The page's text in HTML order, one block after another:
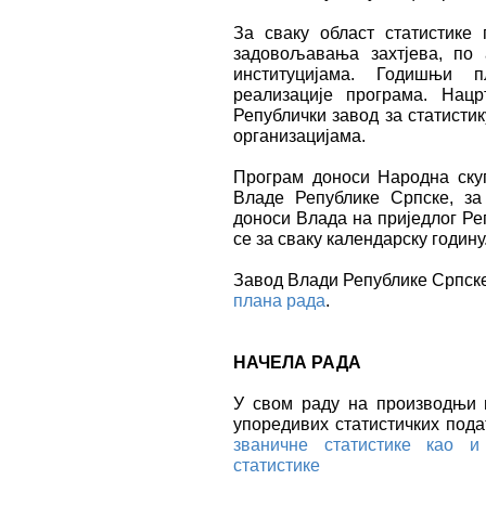
За сваку област
задовољавања захтјева, по
институцијама. Годишњи
реализације програма.
Републички завод за
организацијама.
Програм доноси Народна
Владе Републике Српске,
доноси Влада на приједлог
се за сваку календарску
Завод Влади Републике
плана рада.
НАЧЕЛА РАДА
У свом раду на производњи
упоредивих статистичких
званичне статистике као
статистике